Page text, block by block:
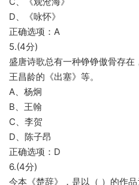
D、《咏怀》
正确选项：A
5.(4分)
盛唐诗歌总有一种铮铮傲骨存在
王昌龄的《出塞》等。
A、杨炯
B、王翰
C、李贺
D、陈子昂
正确选项：D
6.(4分)
今本《楚辞》，是以（ ）的作品